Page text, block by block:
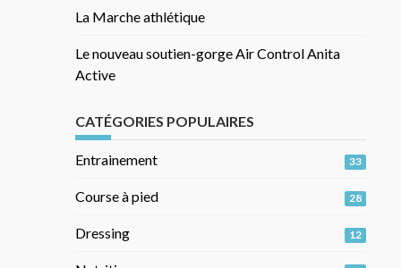
La Marche athlétique
Le nouveau soutien-gorge Air Control Anita
Active
CATÉGORIES POPULAIRES
Entrainement 33
Course à pied 28
Dressing 12